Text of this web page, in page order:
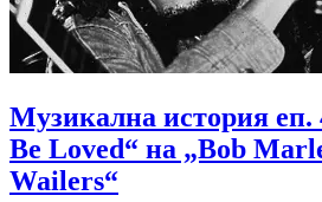
Музикална история еп.
Be Loved“ на „Bob
Wailers“